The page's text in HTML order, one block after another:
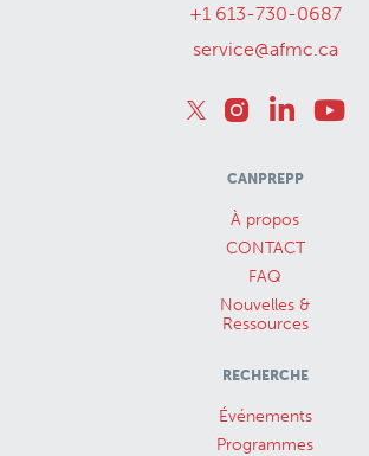
+1 613-730-0687
service@afmc.ca
CANPREPP
À propos
CONTACT
FAQ
Nouvelles &
Ressources
RECHERCHE
Événements
Programmes